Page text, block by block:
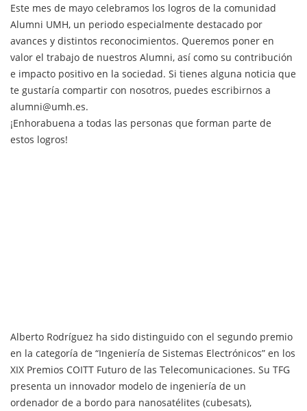
Este mes de mayo celebramos los logros de la comunidad
Alumni UMH, un periodo especialmente destacado por
avances y distintos reconocimientos. Queremos poner en
valor el trabajo de nuestros Alumni, así como su contribución
e impacto positivo en la sociedad. Si tienes alguna noticia que
te gustaría compartir con nosotros, puedes escribirnos a
alumni@umh.es.
¡Enhorabuena a todas las personas que forman parte de
estos logros!
Alberto Rodríguez ha sido distinguido con el segundo premio
en la categoría de “Ingeniería de Sistemas Electrónicos” en los
XIX Premios COITT Futuro de las Telecomunicaciones. Su TFG
presenta un innovador modelo de ingeniería de un
ordenador de a bordo para nanosatélites (cubesats),